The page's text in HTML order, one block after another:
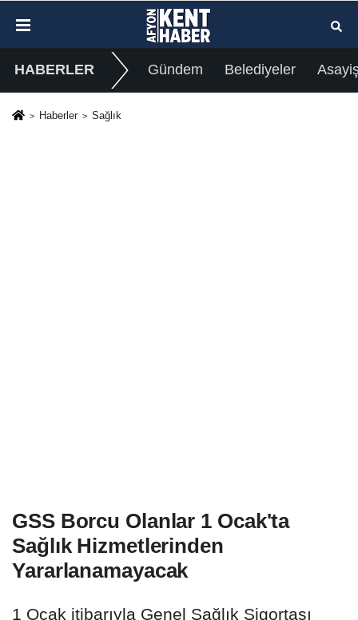
HABERLER Gündem Belediyeler
Haberler Sağlık
GSS Borcu Olanlar 1 Ocak'ta
Sağlık Hizmetlerinden
Yararlanamayacak
1 Ocak itibarıyla Genel Sağlık Sigortası